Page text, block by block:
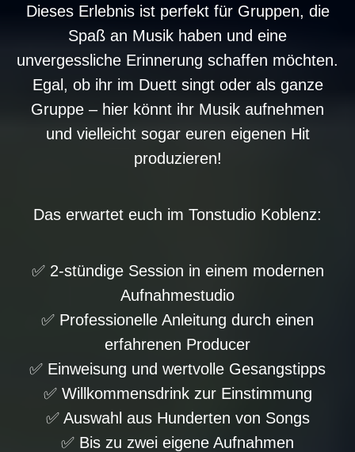
Dieses Erlebnis ist perfekt für Gruppen, die
Spaß an Musik haben und eine
unvergessliche Erinnerung schaffen möchten.
Egal, ob ihr im Duett singt oder als ganze
Gruppe – hier könnt ihr Musik aufnehmen
und vielleicht sogar euren eigenen Hit
produzieren!
Das erwartet euch im Tonstudio Koblenz:
✅ 2-stündige Session in einem modernen
Aufnahmestudio
✅ Professionelle Anleitung durch einen
erfahrenen Producer
✅ Einweisung und wertvolle Gesangstipps
✅ Willkommensdrink zur Einstimmung
✅ Auswahl aus Hunderten von Songs
✅ Bis zu zwei eigene Aufnahmen